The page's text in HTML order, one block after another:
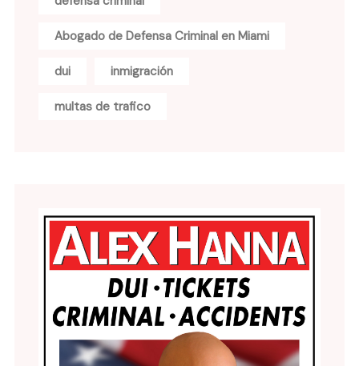
Abogado de Defensa Criminal en Miami
dui inmigración
multas de trafico